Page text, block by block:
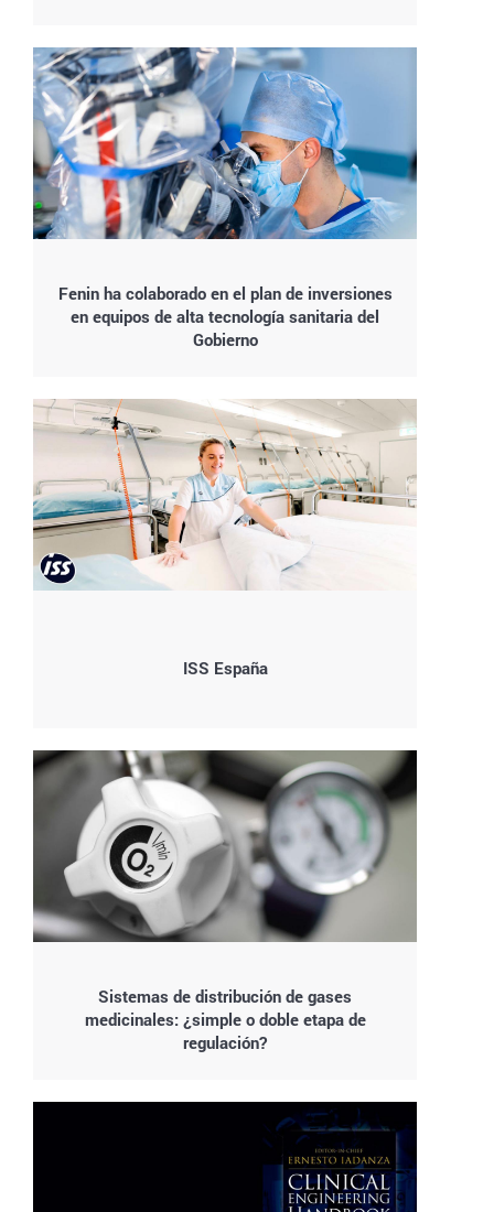
Fenin ha colaborado en el plan de inversiones
en equipos de alta tecnología sanitaria del
Gobierno
ISS España
Sistemas de distribución de gases
medicinales: ¿simple o doble etapa de
regulación?